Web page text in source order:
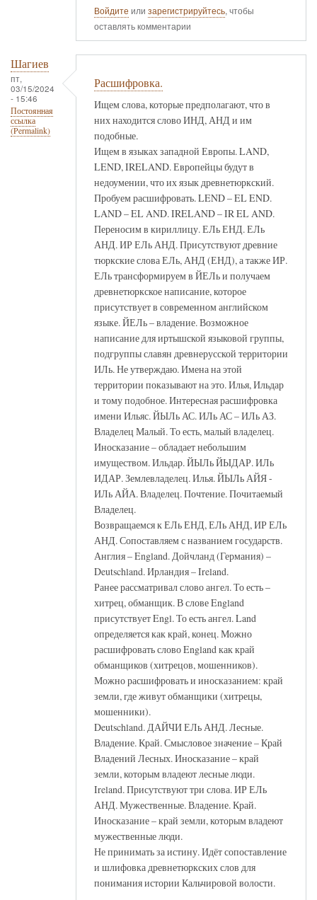
Войдите или зарегистрируйтесь, чтобы
оставлять комментарии
Шагиев
пт,
03/15/2024
- 15:46
Постоянная
ссылка
(Permalink)
Расшифровка.
Ищем слова, которые предполагают, что в
них находится слово ИНД, АНД и им
подобные.
Ищем в языках западной Европы. LAND,
LEND, IRELAND. Европейцы будут в
недоумении, что их язык древнетюркский.
Пробуем расшифровать. LEND – EL END.
LAND – EL AND. IRELAND – IR EL AND.
Переносим в кириллицу. ЕЛь ЕНД. ЕЛь
АНД. ИР ЕЛь АНД. Присутствуют древние
тюркские слова ЕЛь, АНД (ЕНД), а также ИР.
ЕЛь трансформируем в ЙЕЛь и получаем
древнетюркское написание, которое
присутствует в современном английском
языке. ЙЕЛь – владение. Возможное
написание для иртышской языковой группы,
подгруппы славян древнерусской территории
ИЛь. Не утверждаю. Имена на этой
территории показывают на это. Илья, Ильдар
и тому подобное. Интересная расшифровка
имени Ильяс. ЙЫЛь АС. ИЛь АС – ИЛь АЗ.
Владелец Малый. То есть, малый владелец.
Иносказание – обладает небольшим
имуществом. Ильдар. ЙЫЛь ЙЫДАР. ИЛь
ИДАР. Землевладелец. Илья. ЙЫЛь АЙЯ -
ИЛь АЙА. Владелец. Почтение. Почитаемый
Владелец.
Возвращаемся к ЕЛь ЕНД, ЕЛь АНД, ИР ЕЛь
АНД. Сопоставляем с названием государств.
Англия – England. Дойчланд (Германия) –
Deutschland. Ирландия – Ireland.
Ранее рассматривал слово ангел. То есть –
хитрец, обманщик. В слове England
присутствует Engl. То есть ангел. Land
определяется как край, конец. Можно
расшифровать слово England как край
обманщиков (хитрецов, мошенников).
Можно расшифровать и иносказанием: край
земли, где живут обманщики (хитрецы,
мошенники).
Deutschland. ДАЙЧИ ЕЛь АНД. Лесные.
Владение. Край. Смысловое значение – Край
Владений Лесных. Иносказание – край
земли, которым владеют лесные люди.
Ireland. Присутствуют три слова. ИР ЕЛь
АНД. Мужественные. Владение. Край.
Иносказание – край земли, которым владеют
мужественные люди.
Не принимать за истину. Идёт сопоставление
и шлифовка древнетюркских слов для
понимания истории Кальчировой волости.